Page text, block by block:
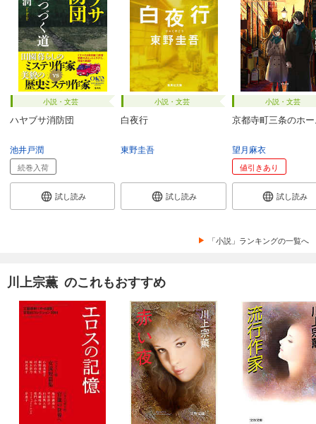
小説・文芸
ハヤブサ消防団
池井戸潤
続巻入荷
試し読み
小説・文芸
白夜行
東野圭吾
試し読み
小説・文芸
京都寺町三条のホ
望月麻衣
値引きあり
試し読み
「小説」ランキングの一覧へ
川上宗薫 のこれもおすすめ